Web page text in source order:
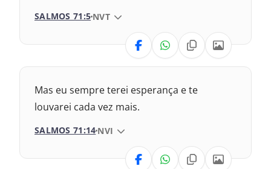
2009 – Almeida Revisada e Corrigida
1969 – Almeida Revisada e Corrigida
SALMOS 71:5 VERSÃO DA BÍBLIA
NVT
VERSÃO
2017 – Nova Almeida Atualizada
2009 – Almeida Revisada e Corrigida
1969 – Almeida Revisada e Corrigida
Mas eu sempre terei esperança e te
louvarei cada vez mais.
SALMOS 71:14 VERSÃO DA BÍBLIA
NVI
VERSÃO